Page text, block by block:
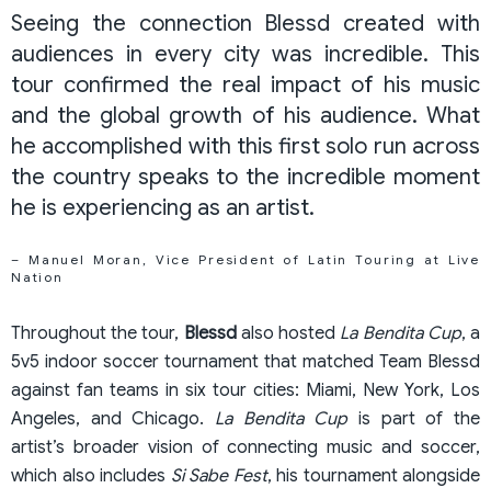
Seeing the connection Blessd created with
audiences in every city was incredible. This
tour confirmed the real impact of his music
and the global growth of his audience. What
he accomplished with this first solo run across
the country speaks to the incredible moment
he is experiencing as an artist.
– Manuel Moran, Vice President of Latin Touring at Live
Nation
Throughout the tour, Blessdalso hosted La Bendita Cup, a
5v5 indoor soccer tournament that matched Team Blessd
against fan teams in six tour cities: Miami, New York, Los
Angeles, and Chicago. La Bendita Cupis part of the
artist’s broader vision of connecting music and soccer,
which also includes Si Sabe Fest, his tournament alongside